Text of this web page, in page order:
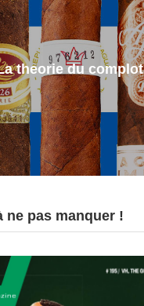
theorie du complot
ne pas manquer !